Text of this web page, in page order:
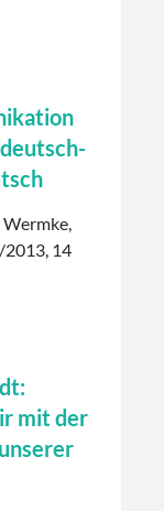
2013, 14
mit der